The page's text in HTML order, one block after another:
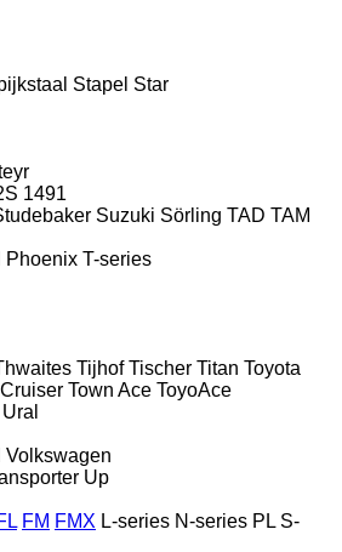
Stapel Star
1491
Suzuki Sörling TAD TAM
Phoenix T-series
Tijhof Tischer Titan Toyota
Town Ace ToyoAce
Ural
Volkswagen
Up
FM FMX L-series N-series PL S-